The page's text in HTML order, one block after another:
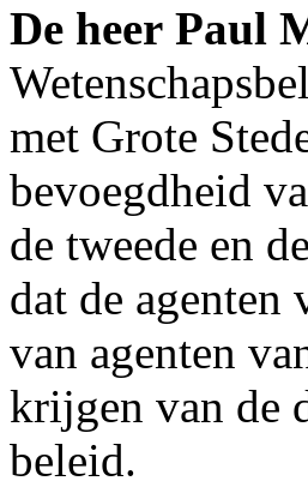
De heer Paul
met Grote
bevoegdheid
de tweede en
dat de agenten
van agenten
krijgen van de
beleid.